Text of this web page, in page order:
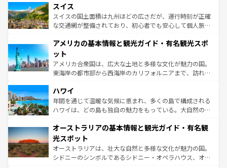
を参照してほしい。
は、お酒好きな人にはぜひ体験してほしい。 なお、新着の
ドイツ情報はコンテンツ一覧を参照してほしい。
リアごとに異なる魅力がある。また、優雅なアフタヌーン
ティー、ビール好きにはたまらない英国パブ、サッカー観
戦など、本場だからこそできる体験も豊富。イギリスを旅
ンツ一覧を参照してほしい。
スイス
スイスの国土面積は九州ほどの広さだが、運行時刻が正確
な交通網が整備されており、初心者でも安心して個人旅行
の建物がそのまま残る町や、スイスならではのユニークな
博物館もあり、アルプス観光だけでなく町歩きも満喫する
ことができる。国民の所得が高いため物価も高いが、旅行
者向けの交通パス提供のサービスもあり、うまく活用すれ
着のスイス情報は
アメリカの基本情報と観光ガイド・有名観光スポ
ット
アメリカ合衆国は、広大な土地と多様な文化が魅力の国。
東海岸の都市部から西海岸のカリフォルニアまで、訪れる
のような巨大都市は、観光、ショッピング、エンターテイ
ンメントが詰まった刺激的なスポットだ。一方、アメリカ
西部には大自然が広がり、グランドキャニオンやイエロー
部のニューオーリンズでは、音楽と美食が融合した独特の
文化が魅力。旅行者はアメリカの各地域で異なる魅力を楽
しみながら、その多様性と豊かな歴史を感じることができ
るだろう。車でのロードトリップや列車の旅も、アメリカ
ハワイ
年間を通じて温暖な気候に恵まれ、多くの島で構成される
ハワイは、どの島も独自の魅力をもっている。大自然の神
ワイ島は見逃せない。また、定番の観光地といえばオアフ
島だが、静かな自然を求めるならマウイ島やカウアイ島が
おすすめ。エメラルドグリーンに輝く海をはじめ、豊かな
文化や歴史が息づいている。「アロハスピリット」と呼ば
オーストラリアの基本情報と観光ガイド・有名観
光スポット
オーストラリアは、壮大な自然と多様な文化が魅力の国。
シドニーのシンボルであるシドニー・オペラハウス、オー